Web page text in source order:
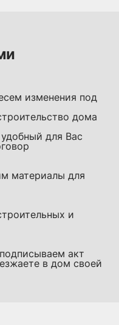
изменения под
для Вас
материалы для
и
акт
в дом своей